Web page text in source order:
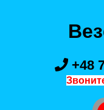
+48